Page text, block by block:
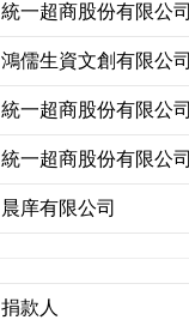
統一超商股份有限公司
鴻儒生資文創有限公司
統一超商股份有限公司
統一超商股份有限公司
晨庠有限公司
捐款人